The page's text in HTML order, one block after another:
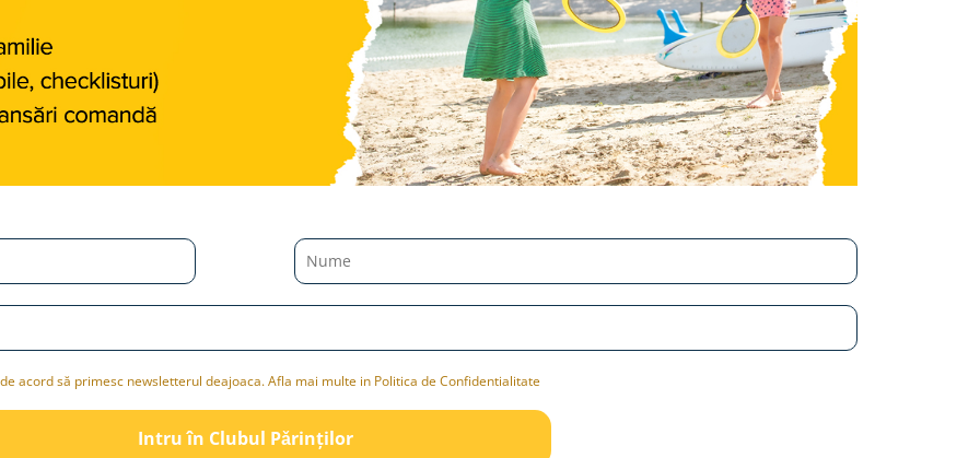
acord să primesc newsletterul deajoaca. Afla mai multe in Politica de Confidentialitate
Intru în Clubul Pǎrinților